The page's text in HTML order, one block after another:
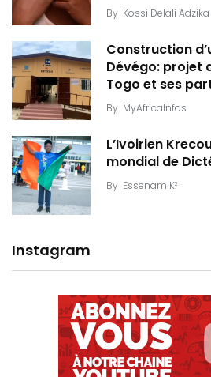
By Kossi Delali Adzika
Construction
Dévégo: projet
Togo et ses
By MyAfricaInfos
L’Ivoirien
mondial de
By Essenam K²
Instagram